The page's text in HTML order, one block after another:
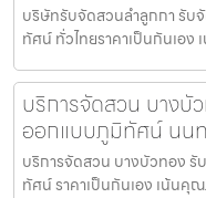
บริษัทรับจัดสวนลำลูกกา รั
ทัศน์ ทั่วไทยราคาเป็นกันเอ
บริการจัดสวน บางบั
ออกแบบภูมิทัศน์ นน
บริการจัดสวน บางบัวทอง
ทัศน์ ราคาเป็นกันเอง เน้นคุ